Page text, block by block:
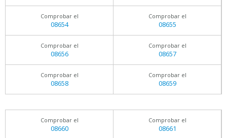
Comprobar el
08654
Comprobar el
08655
Comprobar el
08656
Comprobar el
08657
Comprobar el
08658
Comprobar el
08659
Comprobar el
08660
Comprobar el
08661